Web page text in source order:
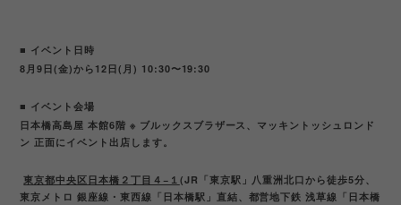
■ イベント日時
8月9日(金)から12日(月) 10:30〜19:30
■ イベント会場
日本橋高島屋 本館6階 ※ ブルックスブラザース、マッキントッシュロンド
ン 正面にイベント出店します。
東京都中央区日本橋２丁目４−１ (JR「東京駅」八重洲北口から徒歩5分、
東京メトロ 銀座線・東西線「日本橋駅」直結、都営地下鉄 浅草線「日本橋